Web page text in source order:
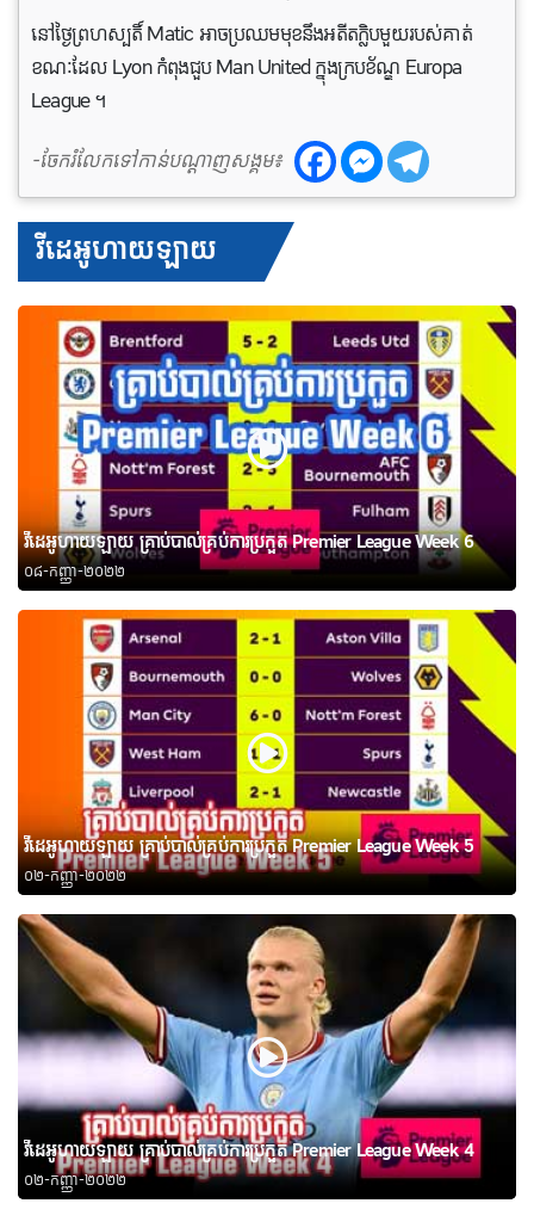
នៅថ្ងៃព្រហស្បតិ៍ Matic អាចប្រឈមមុខនឹងអតីតក្លិបមួយរបស់គាត់
ខណៈដែល Lyon កំពុងជួប Man United ក្នុងក្របខ័ណ្ឌ Europa
League ។
-ចែករំលែកទៅកាន់បណ្តាញសង្គម៖
វីដេអូហាយឡាយ
វីដេអូហាយឡាយ គ្រាប់បាល់គ្រប់ការប្រកួត Premier League Week 6
០៨-កញ្ញា-២០២២
វីដេអូហាយឡាយ គ្រាប់បាល់គ្រប់ការប្រកួត Premier League Week 5
០២-កញ្ញា-២០២២
វីដេអូហាយឡាយ គ្រាប់បាល់គ្រប់ការប្រកួត Premier League Week 4
០២-កញ្ញា-២០២២